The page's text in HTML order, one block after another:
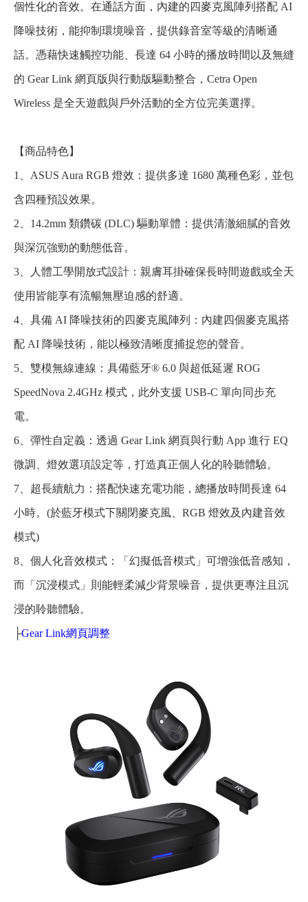
個性化的音效。在通話方面，內建的四麥克風陣列搭配 AI
降噪技術，能抑制環境噪音，提供錄音室等級的清晰通
話。憑藉快速觸控功能、長達 64 小時的播放時間以及無縫
的 Gear Link 網頁版與行動版驅動整合，Cetra Open
Wireless 是全天遊戲與戶外活動的全方位完美選擇。
【商品特色】
1、ASUS Aura RGB 燈效：提供多達 1680 萬種色彩，並包
含四種預設效果。
2、14.2mm 類鑽碳 (DLC) 驅動單體：提供清澈細膩的音效
與深沉強勁的動態低音。
3、人體工學開放式設計：親膚耳掛確保長時間遊戲或全天
使用皆能享有流暢無壓迫感的舒適。
4、具備 AI 降噪技術的四麥克風陣列：內建四個麥克風搭
配 AI 降噪技術，能以極致清晰度捕捉您的聲音。
5、雙模無線連線：具備藍牙® 6.0 與超低延遲 ROG
SpeedNova 2.4GHz 模式，此外支援 USB-C 單向同步充
電。
6、彈性自定義：透過 Gear Link 網頁與行動 App 進行 EQ
微調、燈效選項設定等，打造真正個人化的聆聽體驗。
7、超長續航力：搭配快速充電功能，總播放時間長達 64
小時。(於藍牙模式下關閉麥克風、RGB 燈效及內建音效
模式)
8、個人化音效模式：「幻擬低音模式」可增強低音感知，
而「沉浸模式」則能輕柔減少背景噪音，提供更專注且沉
浸的聆聽體驗。
├Gear Link網頁調整